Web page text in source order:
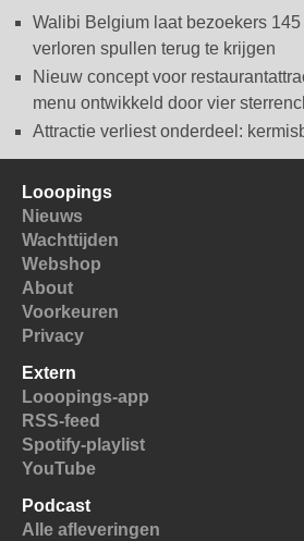
Walibi Belgium laat bezoekers
verloren spullen terug te krijgen
Nieuw concept voor
menu ontwikkeld door vier
Attractie verliest onderdeel:
Looopings
Nieuws
Wachttijden
Webshop
About
Voorkeuren
Privacy
Extern
Looopings-app
RSS-feed
Spotify-playlist
YouTube
Podcast
Alle afleveringen